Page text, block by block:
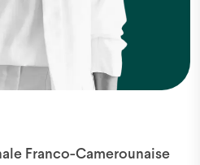
Franco-Camerounaise